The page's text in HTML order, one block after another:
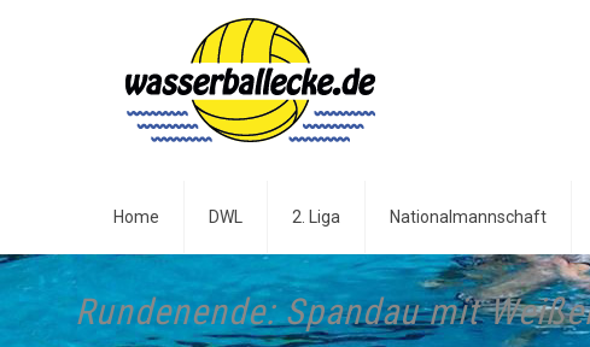
Home DWL 2. Liga Nationalmannschaft
Rundenende: Spandau mit